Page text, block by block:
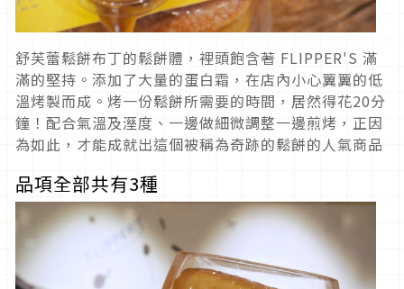
舒芙蕾鬆餅布丁的鬆餅體，裡頭飽含著 FLIPPER'S 滿
滿的堅持。添加了大量的蛋白霜，在店內小心翼翼的低
溫烤製而成。烤一份鬆餅所需要的時間，居然得花20分
鐘！配合氣溫及溼度、一邊做細微調整一邊煎烤，正因
為如此，才能成就出這個被稱為奇跡的鬆餅的人氣商品
品項全部共有3種